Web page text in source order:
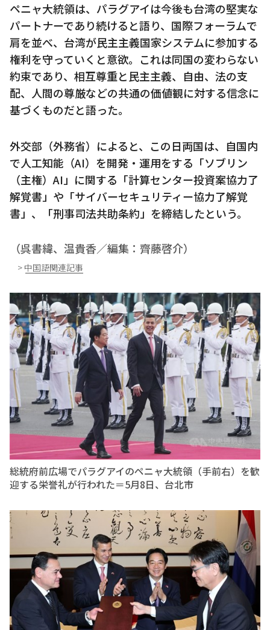
ペニャ大統領は、パラグアイは今後も台湾の堅実な
パートナーであり続けると語り、国際フォーラムで
肩を並べ、台湾が民主主義国家システムに参加する
権利を守っていくと意欲。これは同国の変わらない
約束であり、相互尊重と民主主義、自由、法の支
配、人間の尊厳などの共通の価値観に対する信念に
基づくものだと語った。
外交部（外務省）によると、この日両国は、自国内
で人工知能（AI）を開発・運用をする「ソブリン
（主権）AI」に関する「計算センター投資案協力了
解覚書」や「サイバーセキュリティー協力了解覚
書」、「刑事司法共助条約」を締結したという。
（呉書緯、温貴香／編集：齊藤啓介）
> 中国語関連記事
総統府前広場でパラグアイのペニャ大統領（手前右）を歓
迎する栄誉礼が行われた＝5月8日、台北市